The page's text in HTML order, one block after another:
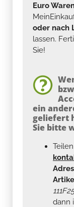
Euro
oder nach
lassen.
Sie!
ein
geliefert
Sie bitte
dann